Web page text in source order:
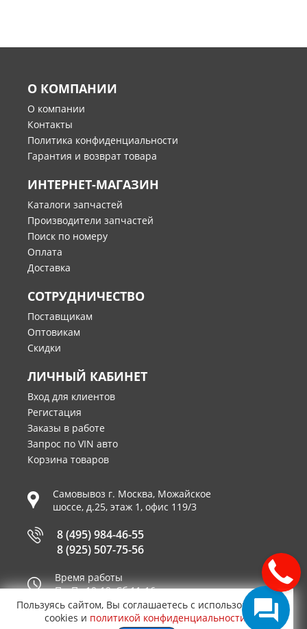
О КОМПАНИИ
О компании
Контакты
Политика конфиденциальности
Гарантия и возврат товара
ИНТЕРНЕТ-МАГАЗИН
Каталоги запчастей
Производители запчастей
Поиск по номеру
Оплата
Доставка
СОТРУДНИЧЕСТВО
Поставщикам
Оптовикам
Скидки
ЛИЧНЫЙ КАБИНЕТ
Вход для клиентов
Регистация
Заказы в работе
Запрос по VIN авто
Корзина товаров
Самовывоз г. Москва, Можайское
шоссе, д.25, этаж 1, офис 119/3
8 (495) 984-46-55
8 (925) 507-75-56
Время работы
Пн-Пт 10-19, Сб 11-16
Принимаем к оплате
Пользуясь сайтом, Вы соглашаетесь с использованием
cookies и политикой конфиденциальности